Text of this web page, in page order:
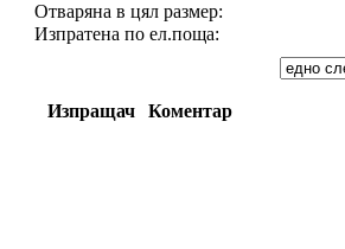
Отваряна в цял размер:
Изпратена по ел.поща:
Изпращач Коментар